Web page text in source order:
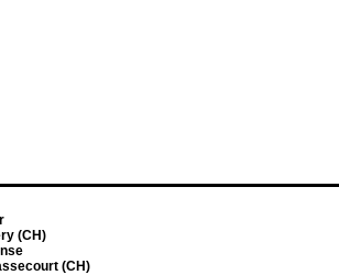
(CH)
(CH)